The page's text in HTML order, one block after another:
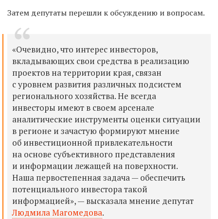
Затем депутаты перешли к обсуждению и вопросам.
«Очевидно, что интерес инвесторов,
вкладывающих свои средства в реализацию
проектов на территории края, связан
с уровнем развития различных подсистем
регионального хозяйства. Не всегда
инвесторы имеют в своем арсенале
аналитические инструменты оценки ситуации
в регионе и зачастую формируют мнение
об инвестиционной привлекательности
на основе субъективного представления
и информации лежащей на поверхности.
Наша первостепенная задача — обеспечить
потенциального инвестора такой
информацией», — высказала мнение депутат
Людмила Магомедова.